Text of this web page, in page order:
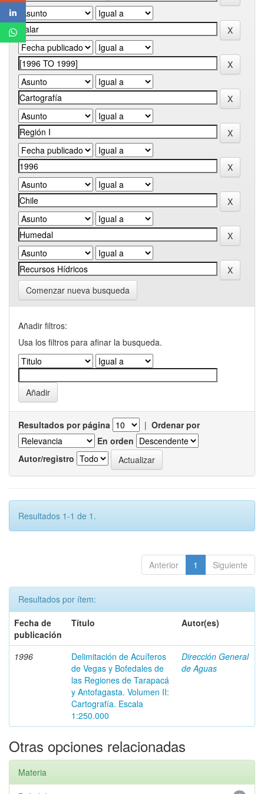
Comenzar nueva busqueda
Añadir filtros:
Usa los filtros para afinar la busqueda.
Resultados por página | Ordenar por
En orden
Autor/registro
Resultados 1-1 de 1.
Anterior 1 Siguiente
Resultados por ítem:
Fecha de
publicación
Título Autor(es)
1996
Delimitación de Acuíferos
de Vegas y Bofedales de
las Regiones de Tarapacá
y Antofagasta. Volumen II:
Cartografía. Escala
1:250.000
Dirección General
de Aguas
Otras opciones relacionadas
Materia